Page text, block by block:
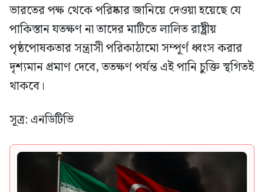
ভারতের পক্ষ থেকে পরিষ্কার জানিয়ে দেওয়া হয়েছে যে
পাকিস্তান যতক্ষণ না তাদের মাটিতে লালিত রাষ্ট্রীয়
পৃষ্ঠপোষকতার সন্ত্রাসী পরিকাঠামো সম্পূর্ণ ধ্বংস করার
দৃশ্যমান প্রমাণ দেবে, ততক্ষণ পর্যন্ত এই পানি চুক্তি স্থগিতই
থাকবে।
সূত্র: এনডিটিভি